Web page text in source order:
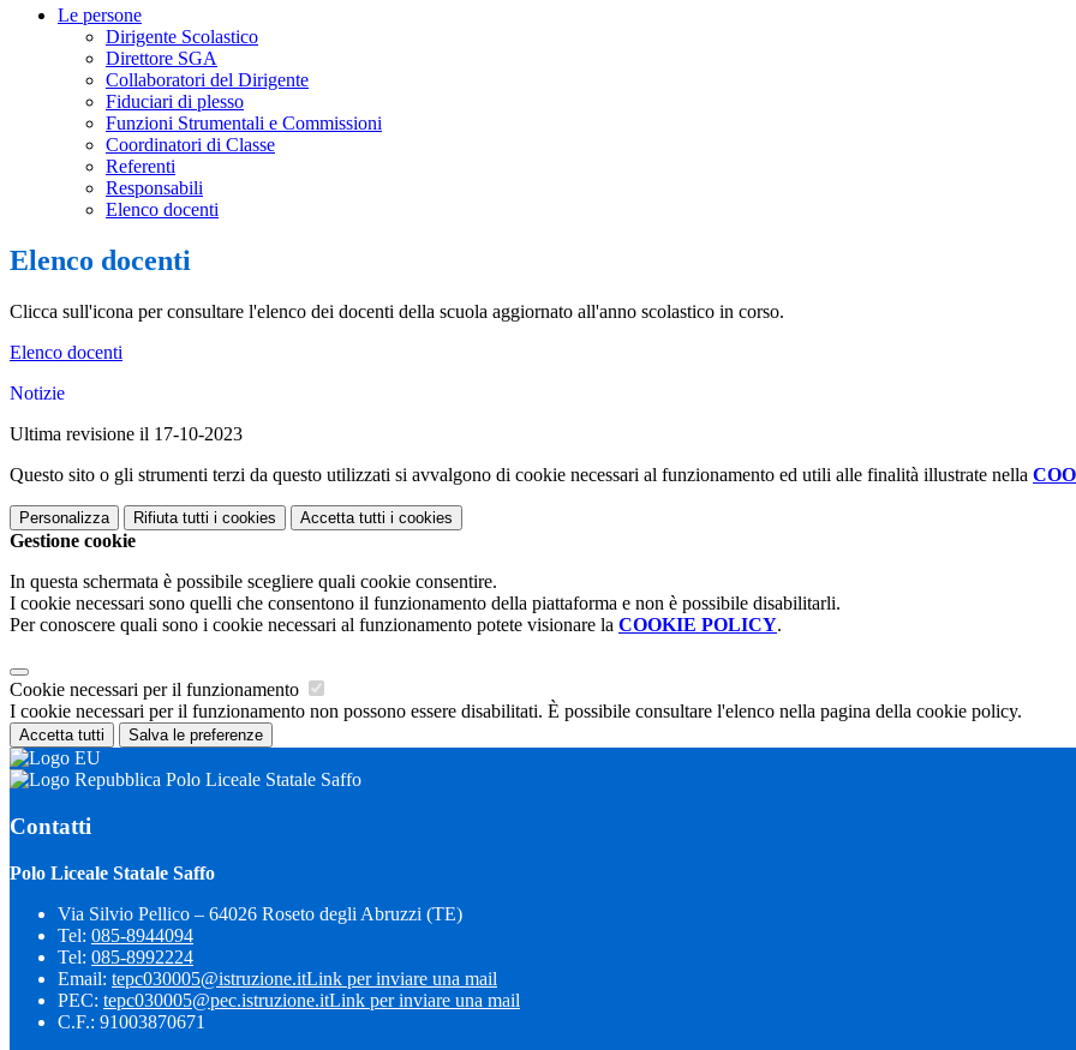
Le persone
Dirigente Scolastico
Direttore SGA
Collaboratori del Dirigente
Fiduciari di plesso
Funzioni Strumentali e Commissioni
Coordinatori di Classe
Referenti
Responsabili
Elenco docenti
Elenco docenti
Clicca sull'icona per consultare l'elenco dei docenti della scuola aggiornato all'anno scolastico in corso.
Elenco docenti
Notizie
Ultima revisione il 17-10-2023
Questo sito o gli strumenti terzi da questo utilizzati si avvalgono di cookie necessari al funzionamento ed utili alle finalità illustrate nella
Personalizza Rifiuta tutti i cookies Accetta tutti i cookies
Gestione cookie
In questa schermata è possibile scegliere quali cookie consentire.
I cookie necessari sono quelli che consentono il funzionamento della piattaforma e non è possibile disabilitarli.
Per conoscere quali sono i cookie necessari al funzionamento potete visionare la COOKIE POLICY.
Cookie necessari per il funzionamento
I cookie necessari per il funzionamento non possono essere disabilitati. È possibile consultare l'elenco nella pagina della cookie policy.
Accetta tutti Salva le preferenze
Polo Liceale Statale Saffo
Contatti
Polo Liceale Statale Saffo
Via Silvio Pellico – 64026 Roseto degli Abruzzi (TE)
Tel: 085-8944094
Tel: 085-8992224
Email: tepc030005@istruzione.itLink per inviare una mail
PEC: tepc030005@pec.istruzione.itLink per inviare una mail
C.F.: 91003870671